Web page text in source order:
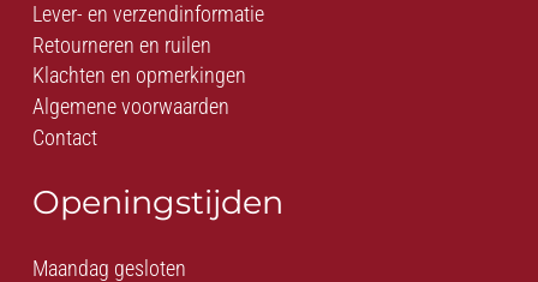
Lever- en verzendinformatie
Retourneren en ruilen
Klachten en opmerkingen
Algemene voorwaarden
Contact
Openingstijden
Maandag gesloten